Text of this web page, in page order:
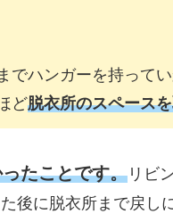
ハンガーを持ってい
ど脱衣所のスペース
たことです。 リビ
後に脱衣所まで戻し